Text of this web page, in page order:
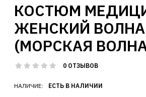
КОСТЮМ
ЖЕНСКИЙ ВОЛНА
(МОРСКАЯ
0 ОТЗЫВОВ
НАЛИЧИЕ: ЕСТЬ В НАЛИЧИИ